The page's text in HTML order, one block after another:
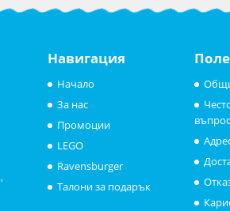
Навигация
Начало
За нас
Промоции
LEGO
Ravensburger
Талони за подарък